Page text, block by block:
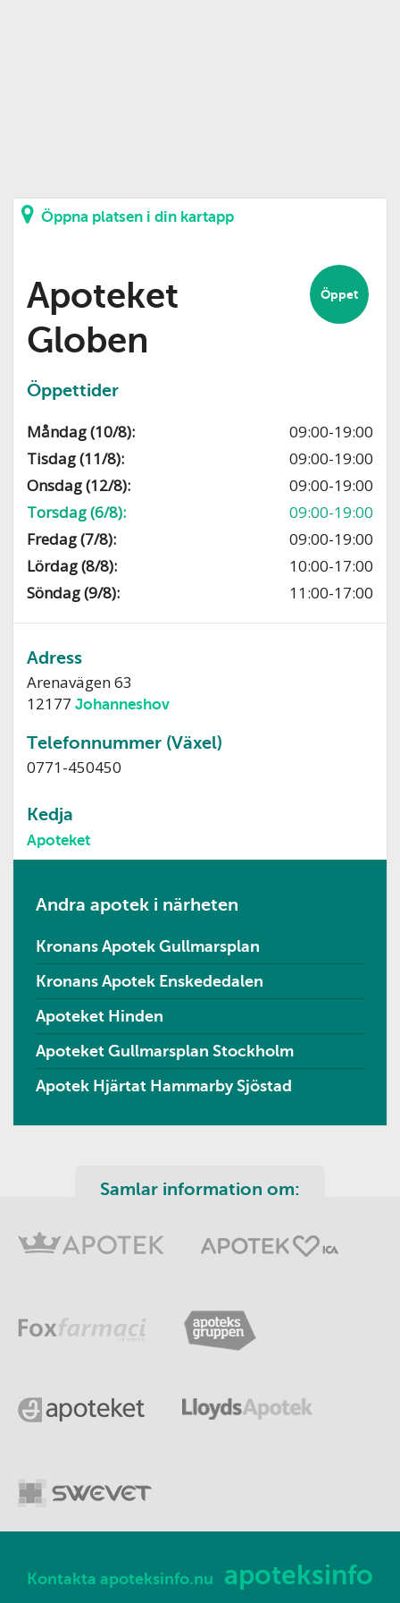
Öppna platsen i din kartapp
Öppet
Apoteket
Globen
Öppettider
Måndag (10/8):
09:00-19:00
Tisdag (11/8):
09:00-19:00
Onsdag (12/8):
09:00-19:00
Torsdag (6/8):
09:00-19:00
Fredag (7/8):
09:00-19:00
Lördag (8/8):
10:00-17:00
Söndag (9/8):
11:00-17:00
Adress
Arenavägen 63
12177Johanneshov
Telefonnummer (Växel)
0771-450450
Kedja
Apoteket
Andra apotek i närheten
Kronans Apotek Gullmarsplan
Kronans Apotek Enskededalen
Apoteket Hinden
Apoteket Gullmarsplan Stockholm
Apotek Hjärtat Hammarby Sjöstad
Samlar information om:
Kontakta apoteksinfo.nu apoteksinfo